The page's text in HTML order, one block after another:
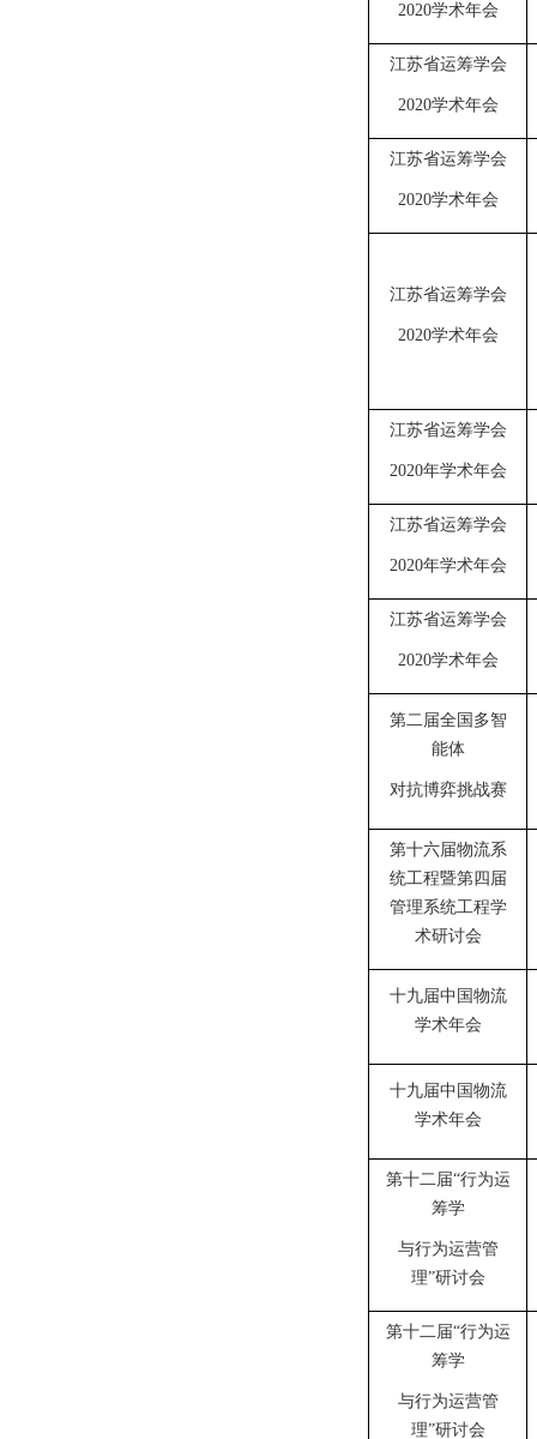
2020学术年会
江苏省运筹学会
2020学术年会
江苏省运筹学会
2020学术年会
江苏省运筹学会
2020学术年会
江苏省运筹学会
2020年学术年会
江苏省运筹学会
2020年学术年会
江苏省运筹学会
2020学术年会
第二届全国多智
能体
对抗博弈挑战赛
第十六届物流系
统工程暨第四届
管理系统工程学
术研讨会
十九届中国物流
学术年会
十九届中国物流
学术年会
第十二届“行为运
筹学
与行为运营管
理”研讨会
第十二届“行为运
筹学
与行为运营管
理”研讨会